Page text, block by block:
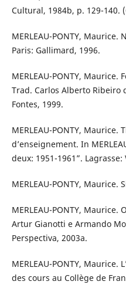
Cultural, 1984b, p. 129-140.
MERLEAU-PONTY, Maurice.
Paris: Gallimard, 1996.
MERLEAU-PONTY,
Trad. Carlos Alberto Ribeiro
Fontes, 1999.
MERLEAU-PONTY,
d’enseignement. In
deux: 1951-1961”.
MERLEAU-PONTY, Maurice.
MERLEAU-PONTY, Maurice.
Artur Gianotti e Armando
Perspectiva, 2003a.
MERLEAU-PONTY,
des cours au Collège de